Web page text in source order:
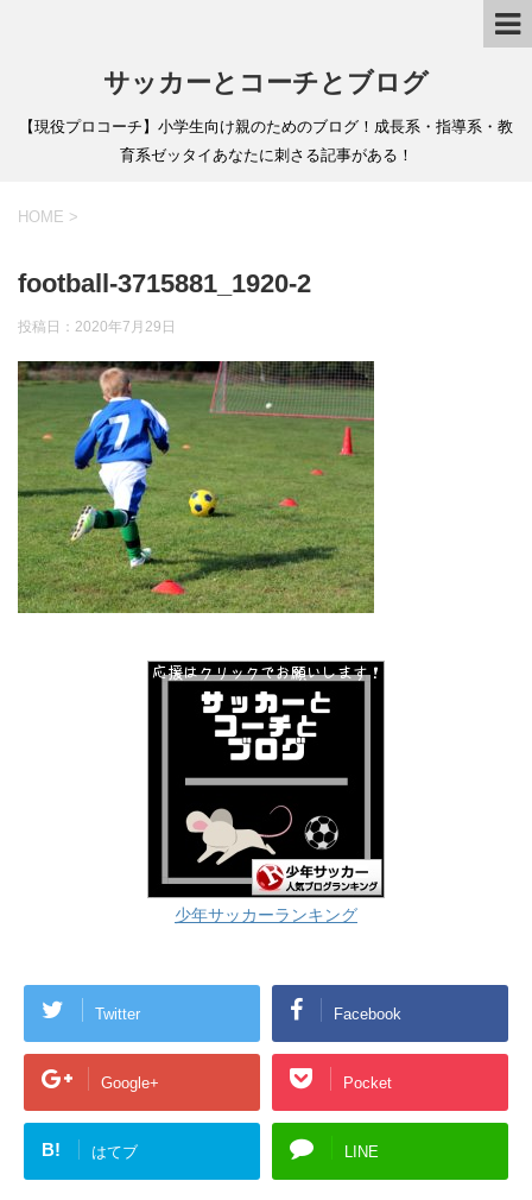
サッカーとコーチとブログ
【現役プロコーチ】小学生向け親のためのブログ！成長系・指導系・教
育系ゼッタイあなたに刺さる記事がある！
HOME >
football-3715881_1920-2
投稿日： 2020年7月29日
少年サッカーランキング
Twitter Facebook
Google+ Pocket
B! はてブ LINE